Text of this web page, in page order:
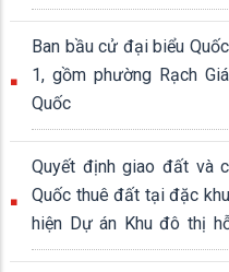
339,04 ha
Ban bầu cử đại biểu
1, gồm phường Rạch
Quốc
Quyết định giao đất và
Quốc thuê đất tại đặc
hiện Dự án Khu đô thị
Quán